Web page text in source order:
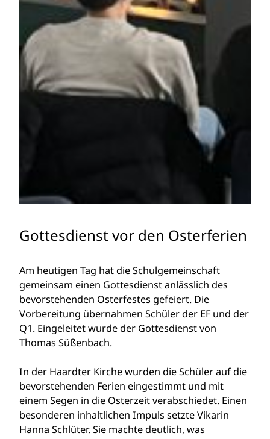
Gottesdienst vor den Osterferien
Am heutigen Tag hat die Schulgemeinschaft
gemeinsam einen Gottesdienst anlässlich des
bevorstehenden Osterfestes gefeiert. Die
Vorbereitung übernahmen Schüler der EF und der
Q1. Eingeleitet wurde der Gottesdienst von
Thomas Süßenbach.
In der Haardter Kirche wurden die Schüler auf die
bevorstehenden Ferien eingestimmt und mit
einem Segen in die Osterzeit verabschiedet. Einen
besonderen inhaltlichen Impuls setzte Vikarin
Hanna Schlüter. Sie machte deutlich, was